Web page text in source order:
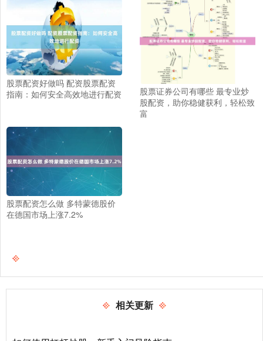
股票配资好做吗 配资股票配资
指南：如何安全高效地进行配资
股票证券公司有哪些 最专业炒
股配资，助你稳健获利，轻松致
富
股票配资怎么做 多特蒙德股价
在德国市场上涨7.2%
相关更新